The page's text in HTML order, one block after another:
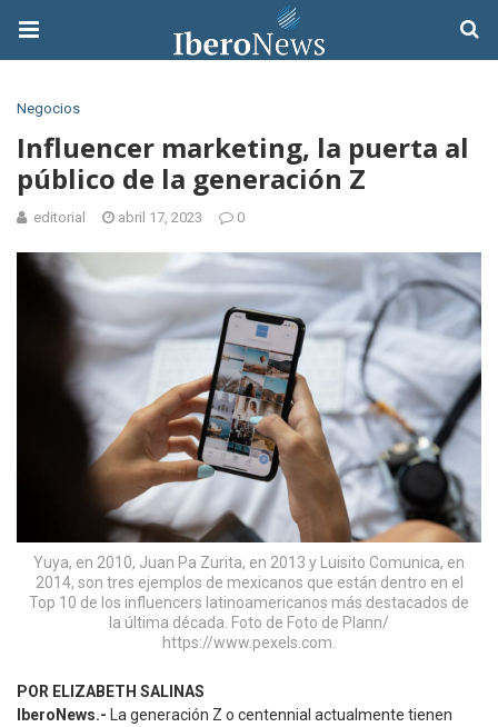
Negocios
Influencer marketing, la puerta al
público de la generación Z
editorial abril 17, 2023 0
Yuya, en 2010, Juan Pa Zurita, en 2013 y Luisito Comunica, en
2014, son tres ejemplos de mexicanos que están dentro en el
Top 10 de los influencers latinoamericanos más destacados de
la última década. Foto de Foto de Plann/
https://www.pexels.com.
POR ELIZABETH SALINAS
IberoNews.-
La generación Z o centennial actualmente tienen